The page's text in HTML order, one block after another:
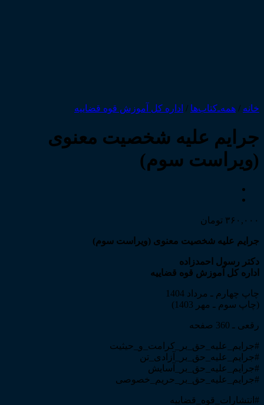
خانه / همه‌ـ‌کتاب‌ها / اداره کل آموزش قوه قضاییه
جرایم علیه شخصیت معنوی
(ویراست سوم)
۳۶۰,۰۰۰ تومان
جرایم علیه شخصیت معنوی (ویراست سوم)
دکتر رسول احمدزاده
اداره کل آموزش قوه قضاییه
چاپ چهارم ـ مرداد 1404
(چاپ سوم ـ مهر 1403)
رقعی ـ 360 صفحه
#جرایم_علیه_حق_بر_کرامت_و_حیثیت
#جرایم_علیه_حق_بر_آزادی_تن
#جرایم_علیه_حق_بر_آسایش
#جرایم_علیه_حق_بر_حریم_خصوصی
#انتشارات_قوه_قضاییه